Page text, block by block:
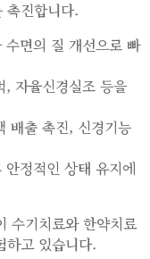
촉진합니다.
면의 질 개선으로 빠
자율신경실조 등을
배출 촉진, 신경기능
정적인 상태 유지에
수기치료와 한약치료
하고 있습니다.